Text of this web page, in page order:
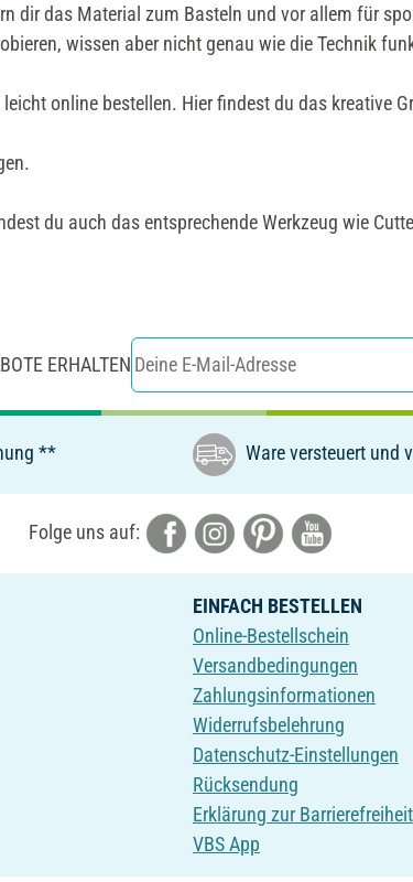
dir das Material zum Basteln und vor allem für
wissen aber nicht genau wie die Technik
online bestellen. Hier findest du das kreative
du auch das entsprechende Werkzeug wie
ERHALTEN
** Ware versteuert und
Folge uns auf:
EINFACH BESTELLEN
Online-Bestellschein
Versandbedingungen
Zahlungsinformationen
Widerrufsbelehrung
Datenschutz-Einstellungen
Rücksendung
Erklärung zur Barrierefreiheit
VBS App